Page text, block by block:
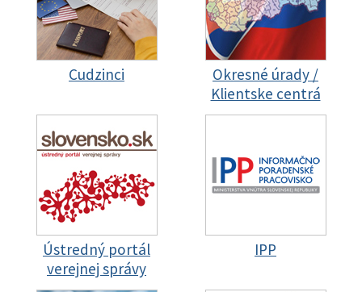
Cudzinci
Okresné úrady /
Klientske centrá
Ústredný portál
verejnej správy
IPP